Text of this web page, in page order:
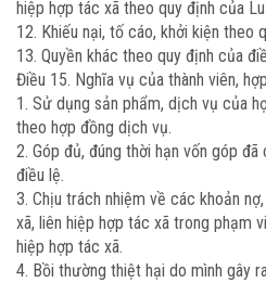
hiệp hợp tác xã theo quy định của
12. Khiếu nại, tố cáo, khởi kiện theo
13. Quyền khác theo quy định của
Điều 15. Nghĩa vụ của thành viên,
1. Sử dụng sản phẩm, dịch vụ của
theo hợp đồng dịch vụ.
2. Góp đủ, đúng thời hạn vốn góp
điều lệ.
3. Chịu trách nhiệm về các khoản
xã, liên hiệp hợp tác xã trong phạm
hiệp hợp tác xã.
4. Bồi thường thiệt hại do mình gây